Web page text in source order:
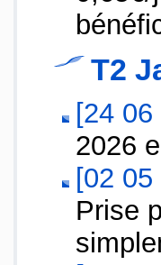
T2
[24 06
2026
[02 05
Prise